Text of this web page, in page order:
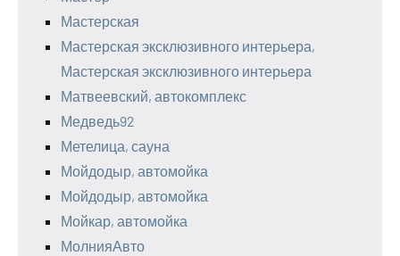
Мастерская
Мастерская эксклюзивного интерьера,
Мастерская эксклюзивного интерьера
Матвеевский, автокомплекс
Медведь92
Метелица, сауна
Мойдодыр, автомойка
Мойдодыр, автомойка
Мойкар, автомойка
МолнияАвто